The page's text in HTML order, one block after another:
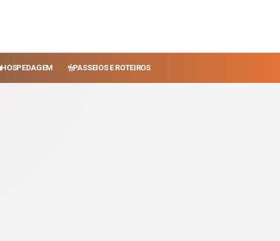
HOSPEDAGEM PASSEIOS E ROTEIROS